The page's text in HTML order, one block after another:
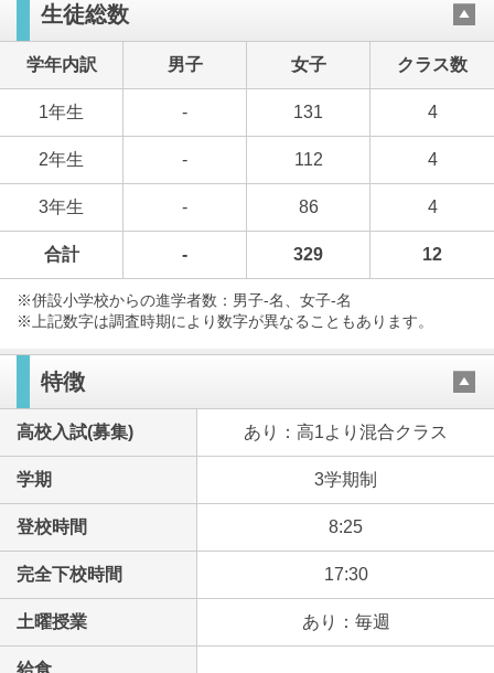
生徒総数
学年内訳 男子 女子 クラス数
1年生 - 131 4
2年生 - 112 4
3年生 - 86 4
合計 - 329 12
※併設小学校からの進学者数：男子-名、女子-名
※上記数字は調査時期により数字が異なることもあります。
特徴
高校入試(募集) あり：高1より混合クラス
学期 3学期制
登校時間 8:25
完全下校時間 17:30
土曜授業 あり：毎週
給食